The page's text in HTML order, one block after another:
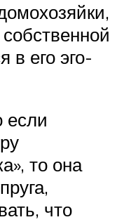
в его эго-
если
то она
что